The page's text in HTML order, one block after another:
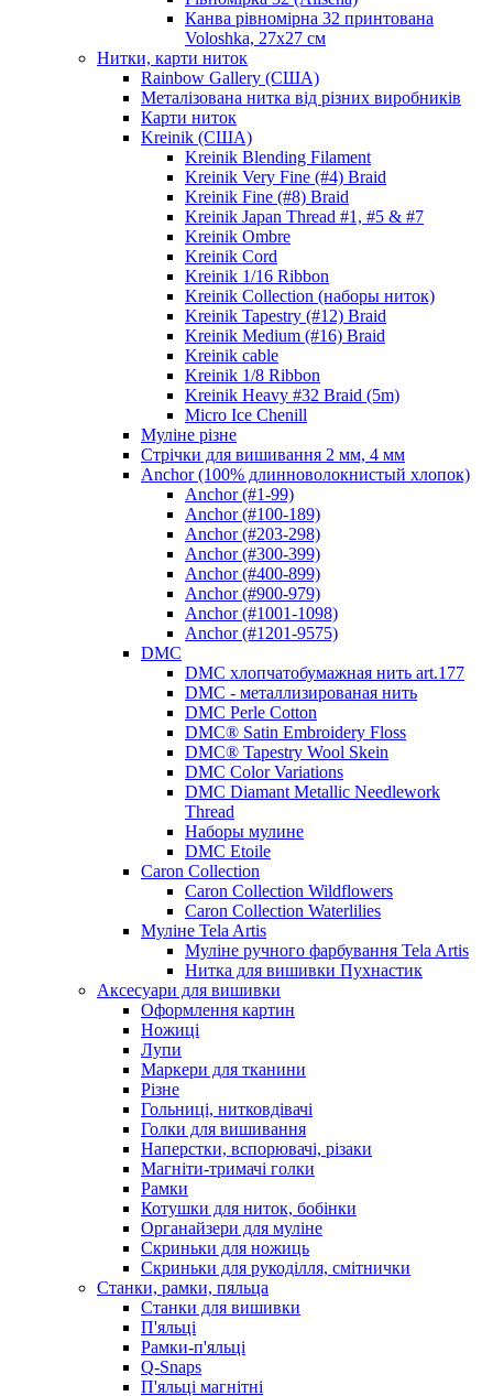
Канва рівномірна 32 принтована
Voloshka, 27х27 см
Нитки, карти ниток
Rainbow Gallery (США)
Металізована нитка від різних виробників
Карти ниток
Kreinik (США)
Kreinik Blending Filament
Kreinik Very Fine (#4) Braid
Kreinik Fine (#8) Braid
Kreinik Japan Thread #1, #5 & #7
Kreinik Ombre
Kreinik Cord
Kreinik 1/16 Ribbon
Kreinik Collection (наборы ниток)
Kreinik Tapestry (#12) Braid
Kreinik Medium (#16) Braid
Kreinik cable
Kreinik 1/8 Ribbon
Kreinik Heavy #32 Braid (5m)
Micro Ice Chenill
Муліне різне
Стрічки для вишивання 2 мм, 4 мм
Anchor (100% длинноволокнистый хлопок)
Anchor (#1-99)
Anchor (#100-189)
Anchor (#203-298)
Anchor (#300-399)
Anchor (#400-899)
Anchor (#900-979)
Anchor (#1001-1098)
Anchor (#1201-9575)
DMC
DMC хлопчатобумажная нить art.177
DMC - металлизированая нить
DMC Perle Cotton
DMC® Satin Embroidery Floss
DMC® Tapestry Wool Skein
DMC Color Variations
DMC Diamant Metallic Needlework
Thread
Наборы мулине
DMC Etoile
Caron Collection
Caron Collection Wildflowers
Caron Collection Waterlilies
Муліне Tela Artis
Муліне ручного фарбування Tela Artis
Нитка для вишивки Пухнастик
Аксесуари для вишивки
Оформлення картин
Ножиці
Лупи
Маркери для тканини
Різне
Гольниці, нитковдівачі
Голки для вишивання
Наперстки, вспорювачі, різаки
Магніти-тримачі голки
Рамки
Котушки для ниток, бобінки
Органайзери для муліне
Скриньки для ножиць
Скриньки для рукоділля, смітнички
Станки, рамки, пяльца
Станки для вишивки
П'яльці
Рамки-п'яльці
Q-Snaps
П'яльці магнітні